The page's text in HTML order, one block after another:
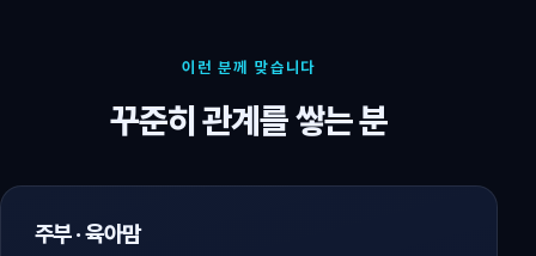
이런 분께 맞습니다
꾸준히 관계를 쌓는 분
주부 · 육아맘